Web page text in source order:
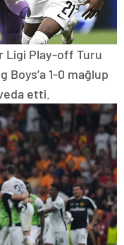
Ligi Play-off Turu
Boys’a 1-0 mağlup
etti.